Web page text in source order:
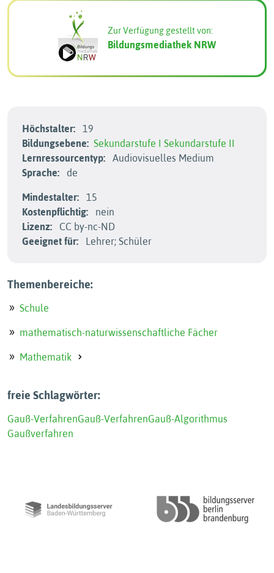
Zur Verfügung gestellt von:
Bildungsmediathek NRW
Höchstalter:
19
Bildungsebene: Sekundarstufe I Sekundarstufe II
Lernressourcentyp:
Audiovisuelles Medium
Sprache:
de
Mindestalter:
15
Kostenpflichtig:
nein
Lizenz:
CC by-nc-ND
Geeignet für:
Lehrer; Schüler
Themenbereiche:
Schule
mathematisch-naturwissenschaftliche Fächer
Mathematik
freie Schlagwörter:
Gauß-VerfahrenGauß-VerfahrenGauß-Algorithmus
Gaußverfahren